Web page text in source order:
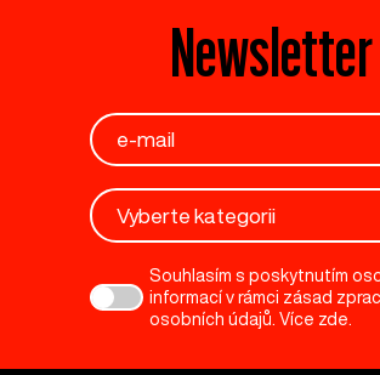
Newsletter
Vyberte kategorii
Souhlasím s poskytnutím
informací v rámci zásad
osobních údajů. Více zde.